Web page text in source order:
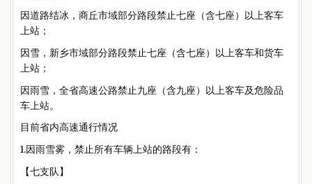
因道路结冰，商丘市域部分路段禁止七座（含七座）以上客车
上站；
因雪，新乡市域部分路段禁止七座（含七座）以上客车和货车
上站；
因雨雪，全省高速公路禁止九座（含九座）以上客车及危险品
车上站。
目前省内高速通行情况
1.因雨雪雾，禁止所有车辆上站的路段有：
【七支队】